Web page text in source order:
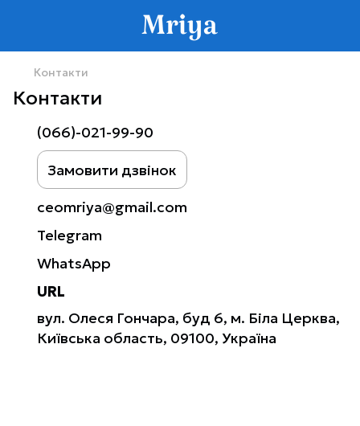
Контакти
Контакти
(066)-021-99-90
Замовити дзвінок
ceomriya@gmail.com
Telegram
WhatsApp
URL
вул. Олеся Гончара, буд 6, м. Біла Церква,
Київська область, 09100, Україна